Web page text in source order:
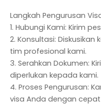
Langkah Pengurusan
1. Hubungi Kami: Kirim
2. Konsultasi:
tim profesional kami.
3. Serahkan Dokumen:
diperlukan kepada kami.
4. Proses Pengurusan:
visa Anda dengan